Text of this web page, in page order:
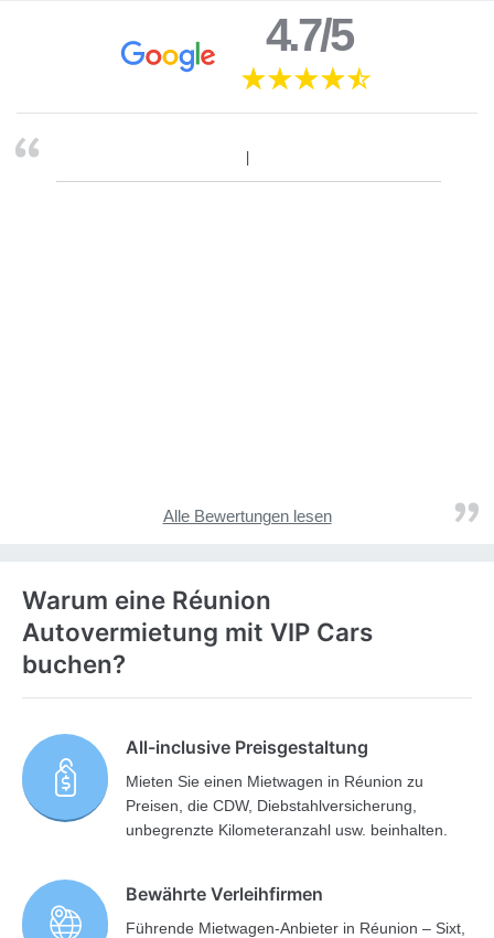
4.7/5
Alle Bewertungen lesen
Warum eine Réunion
Autovermietung mit VIP Cars
buchen?
All-inclusive Preisgestaltung
Mieten Sie einen Mietwagen in Réunion zu
Preisen, die CDW, Diebstahlversicherung,
unbegrenzte Kilometeranzahl usw. beinhalten.
Bewährte Verleihfirmen
Führende Mietwagen-Anbieter in Réunion – Sixt,